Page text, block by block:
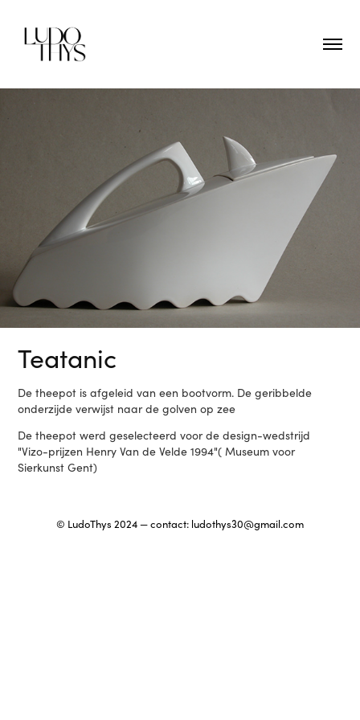
Teatanic
De theepot is afgeleid van een bootvorm. De geribbelde
onderzijde verwijst naar de golven op zee
De theepot werd geselecteerd voor de design-wedstrijd
"Vizo-prijzen Henry Van de Velde 1994"( Museum voor
Sierkunst Gent)
© LudoThys 2024 — contact: ludothys30@gmail.com